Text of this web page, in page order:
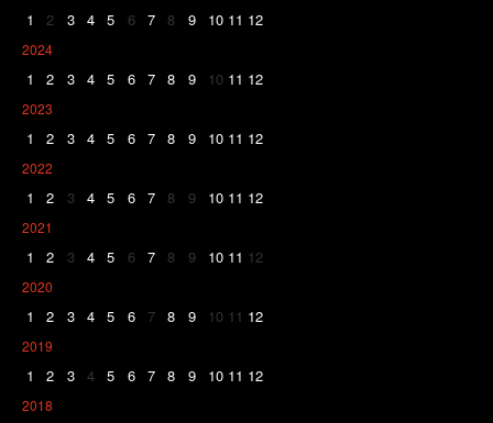
1 2 3 4 5 6 7 8 9 10 11 12
2024
1 2 3 4 5 6 7 8 9 10 11 12
2023
1 2 3 4 5 6 7 8 9 10 11 12
2022
1 2 3 4 5 6 7 8 9 10 11 12
2021
1 2 3 4 5 6 7 8 9 10 11 12
2020
1 2 3 4 5 6 7 8 9 10 11 12
2019
1 2 3 4 5 6 7 8 9 10 11 12
2018